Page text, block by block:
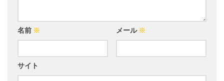
名前 ※ メール ※
サイト